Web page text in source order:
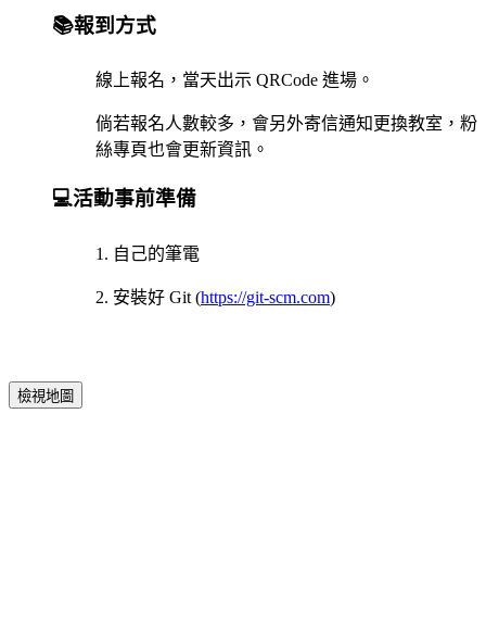
📚報到方式
線上報名，當天出示 QRCode 進場。
倘若報名人數較多，會另外寄信通知更換教室，粉
絲專頁也會更新資訊。
💻活動事前準備
1. 自己的筆電
2. 安裝好 Git (https://git-scm.com)
檢視地圖